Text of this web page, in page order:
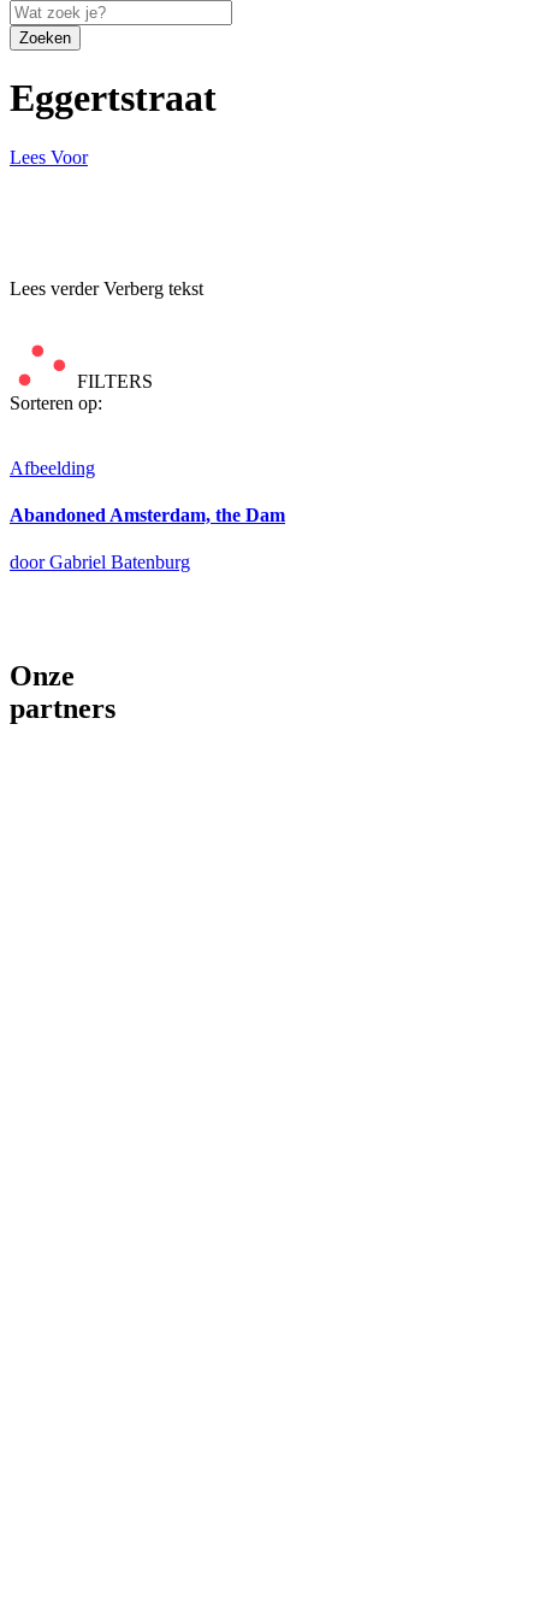
Zoeken
Eggertstraat
Lees Voor
Lees verderVerberg tekst
FILTERS
Sorteren op:
Afbeelding
Abandoned Amsterdam, the Dam
door Gabriel Batenburg
Onze
partners